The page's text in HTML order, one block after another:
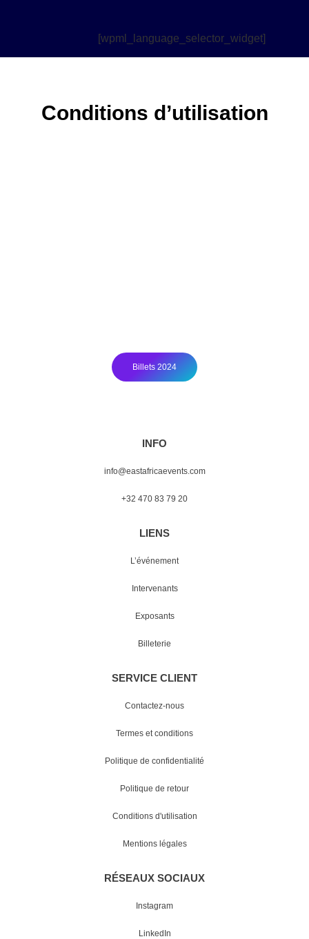
[wpml_language_selector_widget]
Conditions d’utilisation
Billets 2024
INFO
info@eastafricaevents.com
+32 470 83 79 20
LIENS
L’événement
Intervenants
Exposants
Billeterie
SERVICE CLIENT
Contactez-nous
Termes et conditions
Politique de confidentialité
Politique de retour
Conditions d'utilisation
Mentions légales
RÉSEAUX SOCIAUX
Instagram
LinkedIn